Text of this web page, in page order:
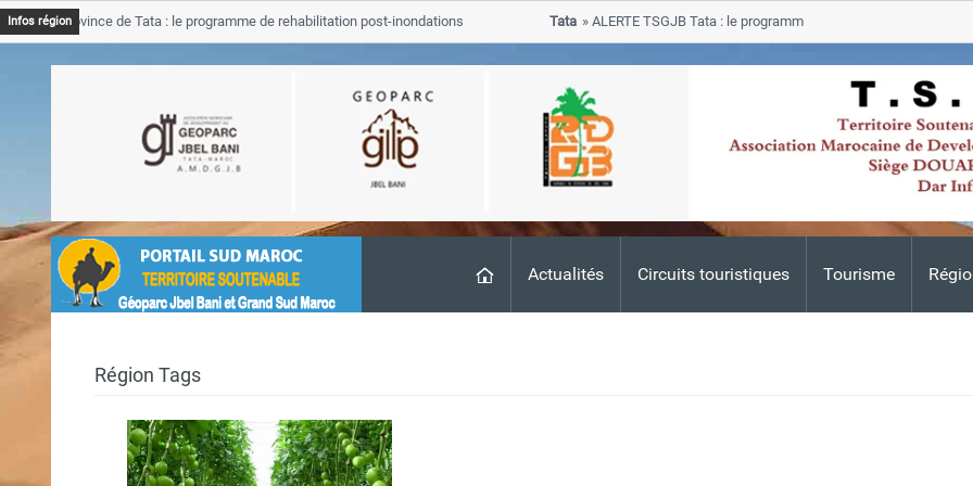
Actualités Circuits touristiques Tourisme
Infos régionProvince de Tata : le programme de rehabilitation post-inondations
Tata
ALERTE TSGJB Tata : le programme de rehabilitation post-
progresse dans les zones sinistrees
Région Tags